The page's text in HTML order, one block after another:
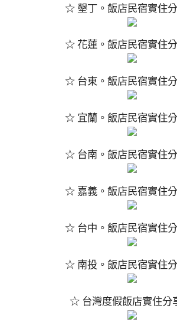
☆ 墾丁。飯店民宿實住
☆ 花蓮。飯店民宿實住
☆ 台東。飯店民宿實住
☆ 宜蘭。飯店民宿實住
☆ 台南。飯店民宿實住
☆ 嘉義。飯店民宿實住
☆ 台中。飯店民宿實住
☆ 南投。飯店民宿實住
☆ 台灣度假飯店實住